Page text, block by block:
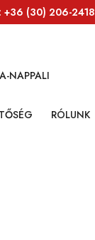
+36 (30) 206-2418​
NAPPALI
RÓLUNK